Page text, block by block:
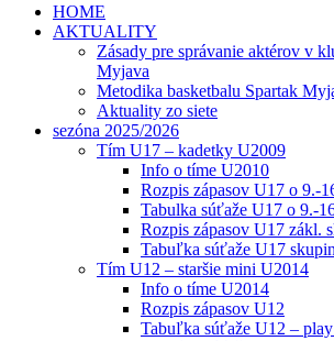
HOME
AKTUALITY
Zásady pre správanie aktérov v
Myjava
Metodika basketbalu Spartak
Aktuality zo siete
sezóna 2025/2026
Tím U17 – kadetky U2009
Info o tíme U2010
Rozpis zápasov U17 o 9.-
Tabulka súťaže U17 o 9.-
Rozpis zápasov U17 zákl.
Tabuľka súťaže U17
Tím U12 – staršie mini U2014
Info o tíme U2014
Rozpis zápasov U12
Tabuľka súťaže U12 –